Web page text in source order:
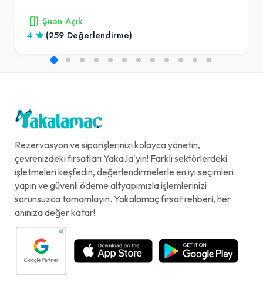
Şuan Açık
4
(259 Değerlendirme)
Rezervasyon ve siparişlerinizi kolayca yönetin,
çevrenizdeki fırsatları Yaka.la'yın! Farklı sektörlerdeki
işletmeleri keşfedin, değerlendirmelerle en iyi seçimleri
yapın ve güvenli ödeme altyapımızla işlemlerinizi
sorunsuzca tamamlayın. Yakalamaç fırsat rehberi, her
anınıza değer katar!